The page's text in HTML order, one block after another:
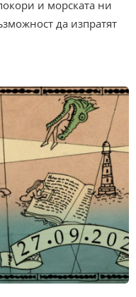
и морската ни
да изпратят